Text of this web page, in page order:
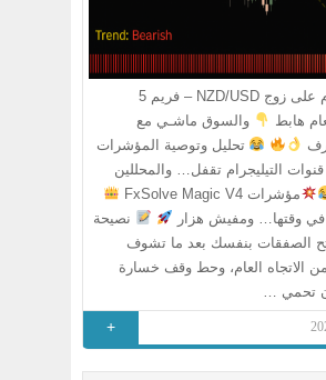
فرصة اليوم على زوج NZD/USD – فريم 5
هابط
والسوق ماشـي مع
تحليل وتوصية المؤشرات
التيليجرام تقفل… والمحللين
مؤشرات FxSolve Magic V4
في وقتها… ومفيش هزار
نصيحة
الصفقات بنفسك بعد ما تشوف
من الاتجاه العام، وحط وقف خسارة
تحمي …
+